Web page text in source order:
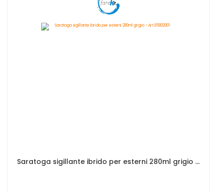
Saratoga sigillante ibrido per esterni 280ml grigio - Art.85802001